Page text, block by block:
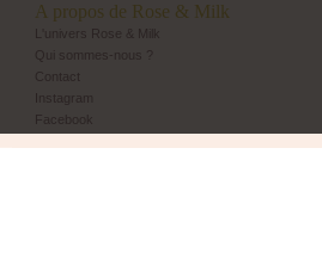
A propos de Rose & Milk
L'univers Rose & Milk
Qui sommes-nous ?
Contact
Instagram
Facebook